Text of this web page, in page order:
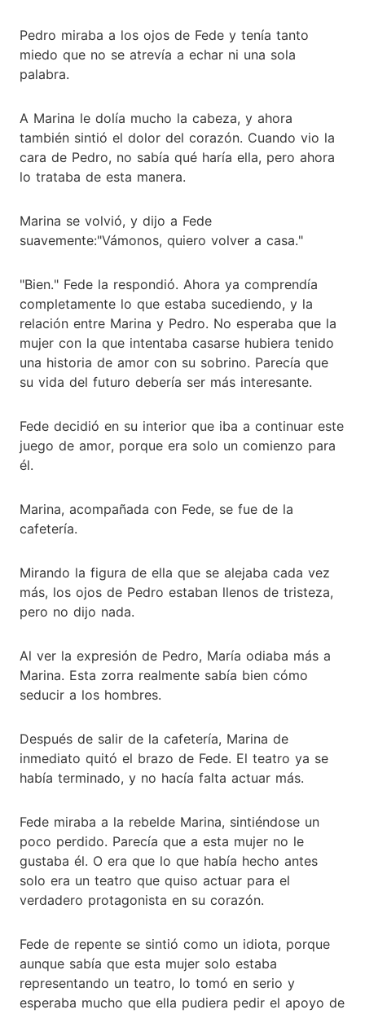
Pedro miraba a los ojos de Fede y tenía tanto
miedo que no se atrevía a echar ni una sola
palabra.
A Marina le dolía mucho la cabeza, y ahora
también sintió el dolor del corazón. Cuando vio la
cara de Pedro, no sabía qué haría ella, pero ahora
lo trataba de esta manera.
Marina se volvió, y dijo a Fede
suavemente:"Vámonos, quiero volver a casa."
"Bien." Fede la respondió. Ahora ya comprendía
completamente lo que estaba sucediendo, y la
relación entre Marina y Pedro. No esperaba que la
mujer con la que intentaba casarse hubiera tenido
una historia de amor con su sobrino. Parecía que
su vida del futuro debería ser más interesante.
Fede decidió en su interior que iba a continuar este
juego de amor, porque era solo un comienzo para
él.
Marina, acompañada con Fede, se fue de la
cafetería.
Mirando la figura de ella que se alejaba cada vez
más, los ojos de Pedro estaban llenos de tristeza,
pero no dijo nada.
Al ver la expresión de Pedro, María odiaba más a
Marina. Esta zorra realmente sabía bien cómo
seducir a los hombres.
Después de salir de la cafetería, Marina de
inmediato quitó el brazo de Fede. El teatro ya se
había terminado, y no hacía falta actuar más.
Fede miraba a la rebelde Marina, sintiéndose un
poco perdido. Parecía que a esta mujer no le
gustaba él. O era que lo que había hecho antes
solo era un teatro que quiso actuar para el
verdadero protagonista en su corazón.
Fede de repente se sintió como un idiota, porque
aunque sabía que esta mujer solo estaba
representando un teatro, lo tomó en serio y
esperaba mucho que ella pudiera pedir el apoyo de